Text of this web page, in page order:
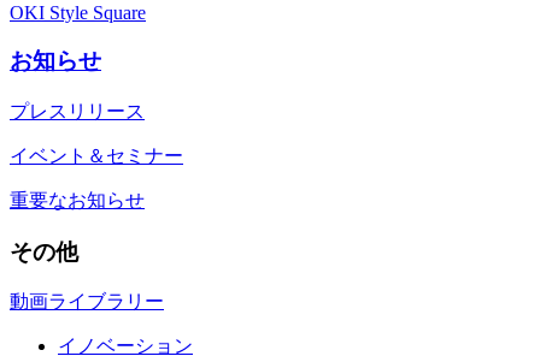
OKI Style Square
お知らせ
プレスリリース
イベント＆セミナー
重要なお知らせ
その他
動画ライブラリー
イノベーション